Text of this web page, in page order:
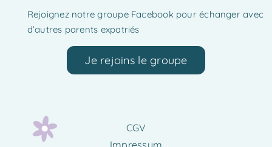
Rejoignez notre groupe Facebook pour échanger avec
d’autres parents expatriés
Je rejoins le groupe
CGV